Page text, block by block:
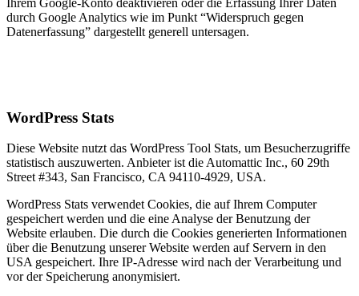
Ihrem Google-Konto deaktivieren oder die Erfassung Ihrer Daten
durch Google Analytics wie im Punkt “Widerspruch gegen
Datenerfassung” dargestellt generell untersagen.
WordPress Stats
Diese Website nutzt das WordPress Tool Stats, um Besucherzugriffe
statistisch auszuwerten. Anbieter ist die Automattic Inc., 60 29th
Street #343, San Francisco, CA 94110-4929, USA.
WordPress Stats verwendet Cookies, die auf Ihrem Computer
gespeichert werden und die eine Analyse der Benutzung der
Website erlauben. Die durch die Cookies generierten Informationen
über die Benutzung unserer Website werden auf Servern in den
USA gespeichert. Ihre IP-Adresse wird nach der Verarbeitung und
vor der Speicherung anonymisiert.